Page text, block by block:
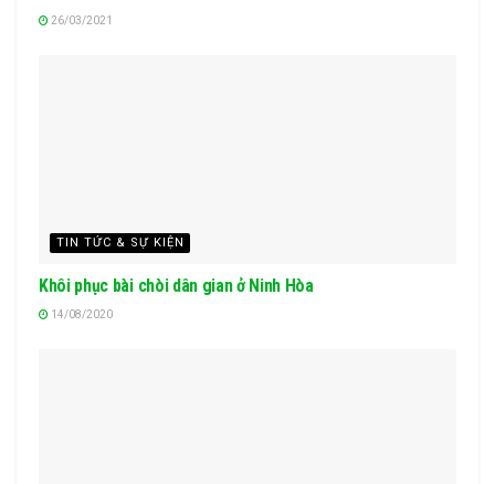
26/03/2021
TIN TỨC & SỰ KIỆN
Khôi phục bài chòi dân gian ở Ninh Hòa
14/08/2020